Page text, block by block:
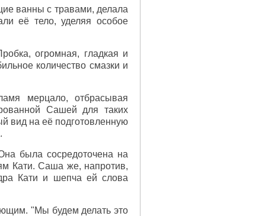
ванны с травами, делала
её тело, уделяя особое
огромная, гладкая и
количество смазки и
мерцало, отбрасывая
Сашей для таких
вид на её подготовленную
была сосредоточена на
Кати. Саша же, напротив,
Кати и шепча ей слова
"Мы будем делать это